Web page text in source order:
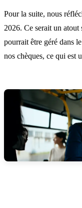
Pour la suite, nous
2026. Ce serait un
pourrait être géré dans
nos chèques, ce qui est